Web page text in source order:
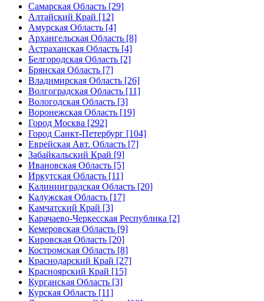
Самарская Область [29]
Алтайский Край [12]
Амурская Область [4]
Архангельская Область [8]
Астраханская Область [4]
Белгородская Область [2]
Брянская Область [7]
Владимирская Область [26]
Волгоградская Область [11]
Вологодская Область [3]
Воронежская Область [19]
Город Москва [292]
Город Санкт-Петербург [104]
Еврейская Авт. Область [7]
Забайкальский Край [9]
Ивановская Область [5]
Иркутская Область [11]
Калининградская Область [20]
Калужская Область [17]
Камчатский Край [3]
Карачаево-Черкесская Республика [2]
Кемеровская Область [9]
Кировская Область [20]
Костромская Область [8]
Краснодарский Край [27]
Красноярский Край [15]
Курганская Область [3]
Курская Область [11]